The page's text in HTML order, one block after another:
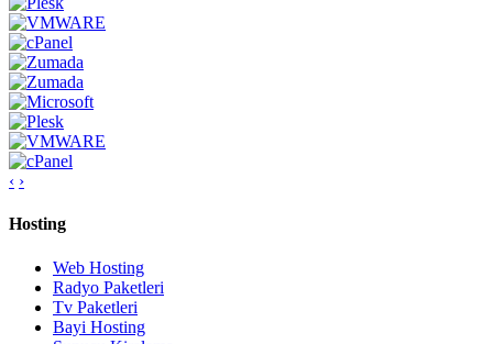
‹ ›
Hosting
Web Hosting
Radyo Paketleri
Tv Paketleri
Bayi Hosting